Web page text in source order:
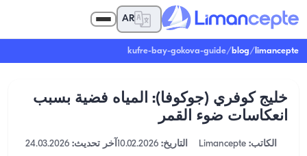
AR
limancepte
/
blog
/
kufre-bay-gokova-guide
خليج كوفري (جوكوفا): المياه فضية بسبب
انعكاسات ضوء القمر
الكاتب: التاريخ: 10.02.2026آخر تحديث: 24.03.2026